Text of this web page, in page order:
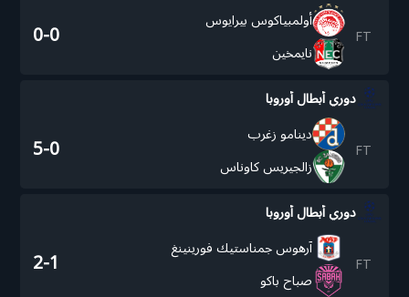
FT
أولمبياكوس بيرايوس
نايمخين
0-0
دوري أبطال أوروبا
FT
دينامو زغرب
زالجيريس كاوناس
5-0
دوري أبطال أوروبا
FT
آرهوس جمناستيك فورينينغ
صباح باكو
2-1